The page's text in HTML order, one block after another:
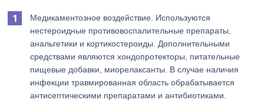
Медикаментозное воздействие. Используются
нестероидные противовоспалительные препараты,
анальгетики и кортикостероиды. Дополнительными
средствами являются хондопротекторы, питательные
пищевые добавки, миорелаксанты. В случае наличия
инфекции травмированная область обрабатывается
антисептическими препаратами и антибиотиками.